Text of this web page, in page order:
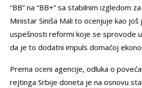
“BB” na “BB+” sa stabilnim izgledom
Ministar Siniša Mali to ocenjuje kao
uspešnosti reformi koje se sprovode
da je to dodatni impuls domaćoj
Prema oceni agencije, odluka o
rejtinga Srbije doneta je na osnovu